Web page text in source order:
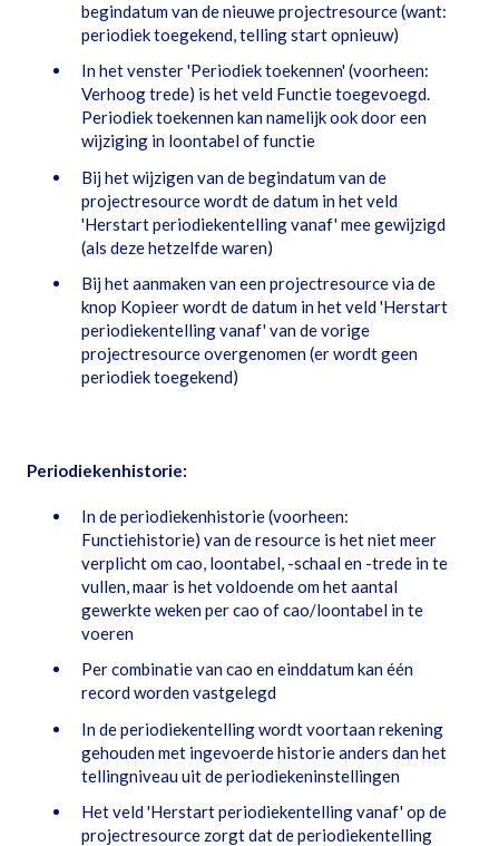
begindatum van de nieuwe projectresource (want:
periodiek toegekend, telling start opnieuw)
In het venster 'Periodiek toekennen' (voorheen:
Verhoog trede) is het veld Functie toegevoegd.
Periodiek toekennen kan namelijk ook door een
wijziging in loontabel of functie
Bij het wijzigen van de begindatum van de
projectresource wordt de datum in het veld
'Herstart periodiekentelling vanaf' mee gewijzigd
(als deze hetzelfde waren)
Bij het aanmaken van een projectresource via de
knop Kopieer wordt de datum in het veld 'Herstart
periodiekentelling vanaf' van de vorige
projectresource overgenomen (er wordt geen
periodiek toegekend)
Periodiekenhistorie:
In de periodiekenhistorie (voorheen:
Functiehistorie) van de resource is het niet meer
verplicht om cao, loontabel, -schaal en -trede in te
vullen, maar is het voldoende om het aantal
gewerkte weken per cao of cao/loontabel in te
voeren
Per combinatie van cao en einddatum kan één
record worden vastgelegd
In de periodiekentelling wordt voortaan rekening
gehouden met ingevoerde historie anders dan het
tellingniveau uit de periodiekeninstellingen
Het veld 'Herstart periodiekentelling vanaf' op de
projectresource zorgt dat de periodiekentelling